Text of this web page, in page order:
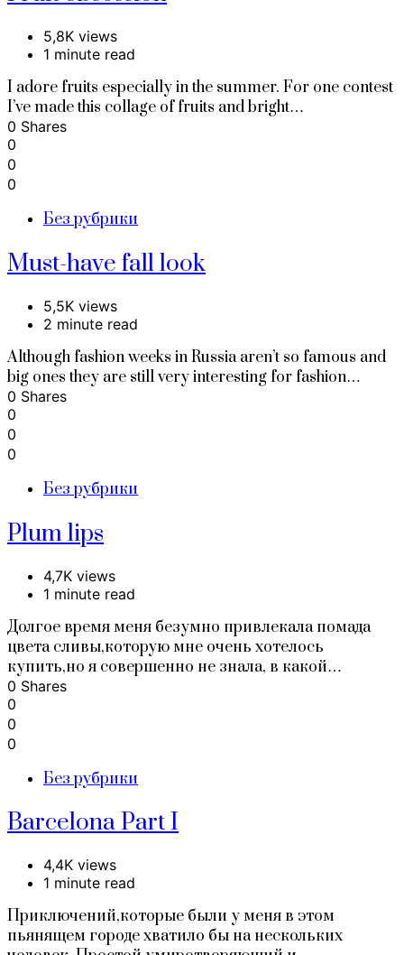
5,8K views
1 minute read
I adore fruits especially in the summer. For one contest
I’ve made this collage of fruits and bright…
0 Shares
0
0
0
Без рубрики
Must-have fall look
5,5K views
2 minute read
Although fashion weeks in Russia aren’t so famous and
big ones they are still very interesting for fashion…
0 Shares
0
0
0
Без рубрики
Plum lips
4,7K views
1 minute read
Долгое время меня безумно привлекала помада
цвета сливы,которую мне очень хотелось
купить,но я совершенно не знала, в какой…
0 Shares
0
0
0
Без рубрики
Barcelona Part I
4,4K views
1 minute read
Приключений,которые были у меня в этом
пьянящем городе хватило бы на нескольких